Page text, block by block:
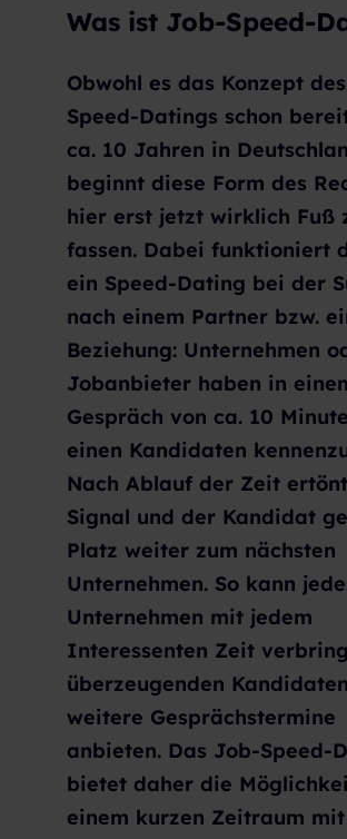
Was ist Job-Speed-
Obwohl es das Konzept
Speed-Datings schon
ca. 10 Jahren in
beginnt diese Form des
hier erst jetzt wirklich Fuß
fassen. Dabei funktioniert
ein Speed-Dating bei der
nach einem Partner bzw.
Beziehung: Unternehmen
Jobanbieter haben in
Gespräch von ca. 10
einen Kandidaten
Nach Ablauf der Zeit
Signal und der Kandidat
Platz weiter zum nächsten
Unternehmen. So kann
Unternehmen mit jedem
Interessenten Zeit
überzeugenden Kandidaten
weitere Gesprächstermine
anbieten. Das Job-Speed-
bietet daher die
einem kurzen Zeitraum